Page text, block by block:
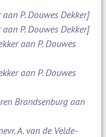
P. Douwes Dekker]
P. Douwes Dekker]
aan P. Douwes
aan P. Douwes
Brandsenburg aan
A. van de Velde-